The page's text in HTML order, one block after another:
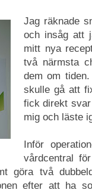
Jag räknade
och insåg att
mitt nya
två närmsta
dem om
skulle gå att
fick direkt
mig och läste
Inför
vårdcentral
göra två
efter att ha